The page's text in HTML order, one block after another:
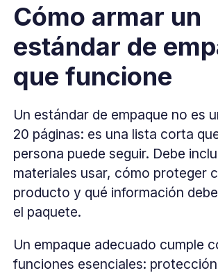
Cómo armar un
estándar de
que funcione
Un estándar de empaque no es
20 páginas: es una lista corta
persona puede seguir. Debe
materiales usar, cómo proteger
producto y qué información
el paquete.
Un empaque adecuado cumple
funciones esenciales: